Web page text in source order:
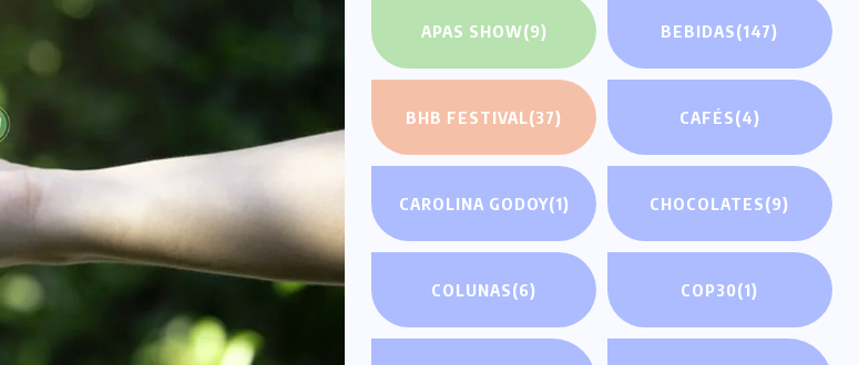
APAS SHOW(9) BEBIDAS(147)
BHB FESTIVAL(37) CAFÉS(4)
CAROLINA GODOY(1) CHOCOLATES(9)
COLUNAS(6) COP30(1)